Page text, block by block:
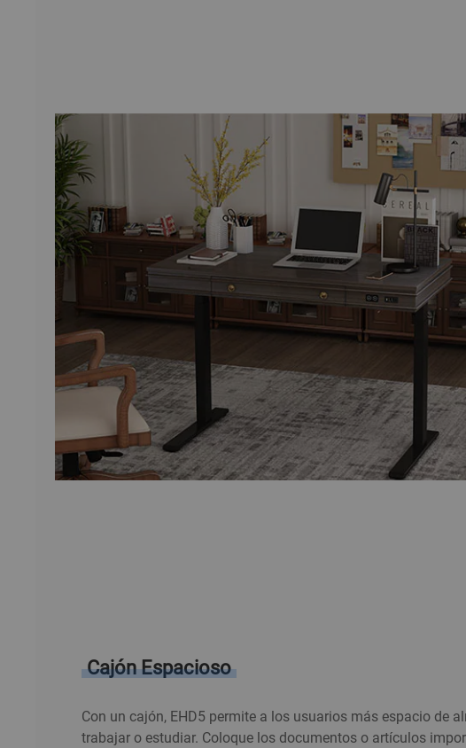
Cajón Espacioso
Con un cajón, EHD5 permite a los usuarios más espacio de
trabajar o estudiar. Coloque los documentos o artículos